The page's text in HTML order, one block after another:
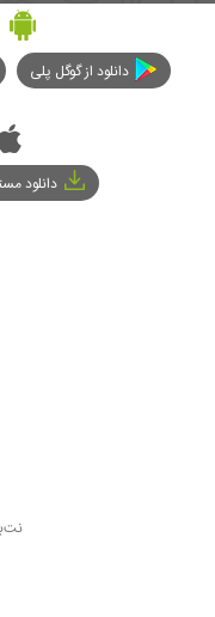
دانلود از گوگل پلی
دانلود